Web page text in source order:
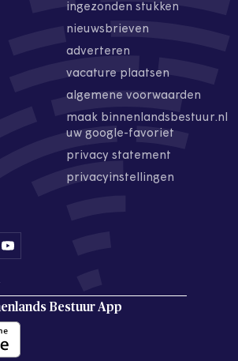
ingezonden stukken
nieuwsbrieven
adverteren
vacature plaatsen
algemene voorwaarden
maak binnenlandsbestuur.nl
uw google-favoriet
privacy statement
privacyinstellingen
Bestuur App